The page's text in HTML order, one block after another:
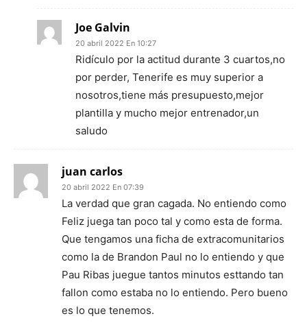
Joe Galvin
20 abril 2022 En 10:27
Ridículo por la actitud durante 3 cuartos,no
por perder, Tenerife es muy superior a
nosotros,tiene más presupuesto,mejor
plantilla y mucho mejor entrenador,un
saludo
juan carlos
20 abril 2022 En 07:39
La verdad que gran cagada. No entiendo como
Feliz juega tan poco tal y como esta de forma.
Que tengamos una ficha de extracomunitarios
como la de Brandon Paul no lo entiendo y que
Pau Ribas juegue tantos minutos esttando tan
fallon como estaba no lo entiendo. Pero bueno
es lo que tenemos.